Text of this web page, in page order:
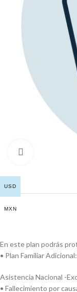
En este plan podrás
• Plan Familiar
Asistencia Nacional -
• Fallecimiento por
USD
MXN